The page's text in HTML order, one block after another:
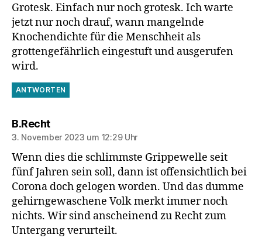
Grotesk. Einfach nur noch grotesk. Ich warte
jetzt nur noch drauf, wann mangelnde
Knochendichte für die Menschheit als
grottengefährlich eingestuft und ausgerufen
wird.
ANTWORTEN
B.Rechtsagt:
3. November 2023 um 12:29 Uhr
Wenn dies die schlimmste Grippewelle seit
fünf Jahren sein soll, dann ist offensichtlich bei
Corona doch gelogen worden. Und das dumme
gehirngewaschene Volk merkt immer noch
nichts. Wir sind anscheinend zu Recht zum
Untergang verurteilt.